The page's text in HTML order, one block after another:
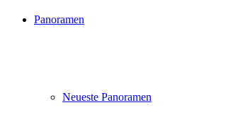
Panoramen
Neueste Panoramen